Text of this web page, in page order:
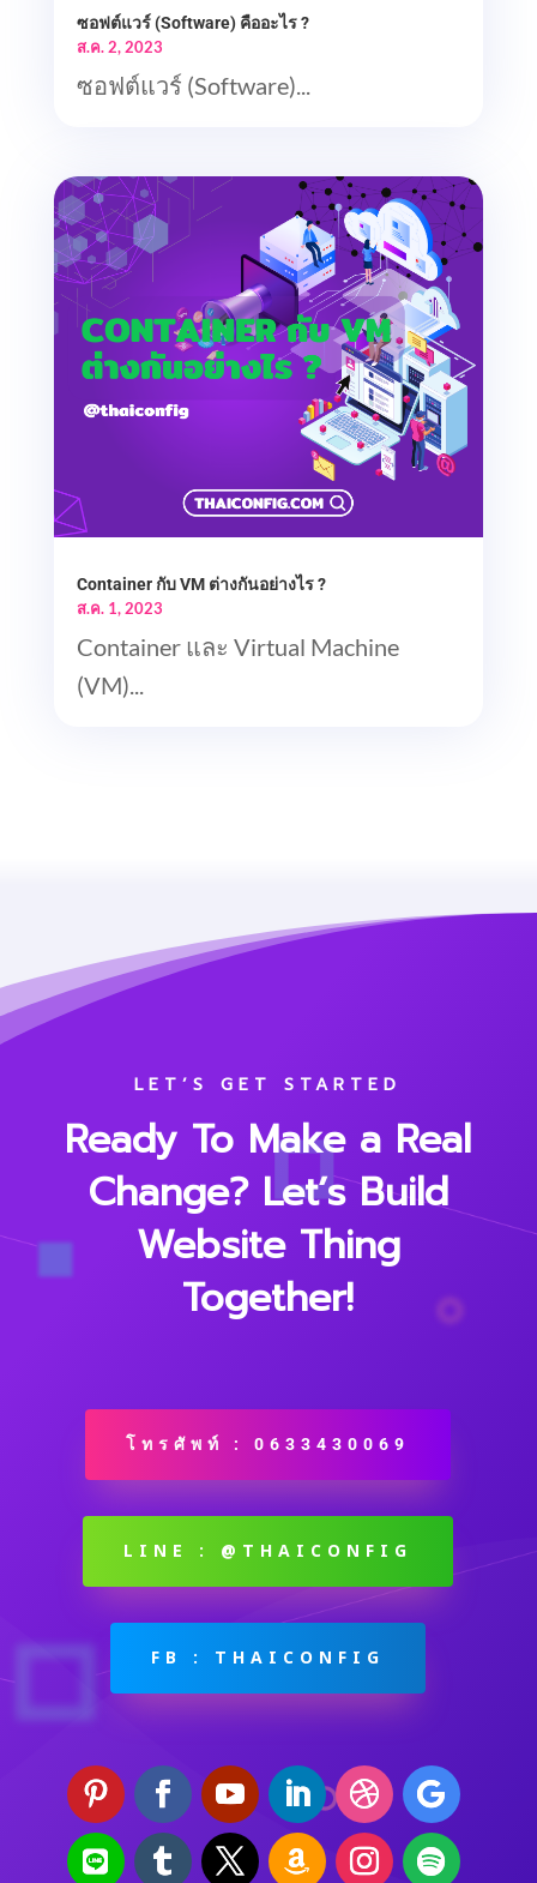
ซอฟต์แวร์ (Software) คืออะไร ?
ส.ค. 2, 2023
ซอฟต์แวร์ (Software)...
Container กับ VM ต่างกันอย่างไร ?
ส.ค. 1, 2023
Container และ Virtual Machine
(VM)...
LET’S GET STARTED
Ready To Make a Real
Change? Let’s Build
Website Thing
Together!
โทรศัพท์ : 0633430069
LINE : @THAICONFIG
FB : THAICONFIG